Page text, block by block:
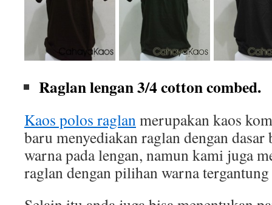
Raglan lengan 3/4 cotton combed.
Kaos polos raglan merupakan kaos
baru menyediakan raglan dengan
warna pada lengan, namun kami juga
raglan dengan pilihan warna tergantung